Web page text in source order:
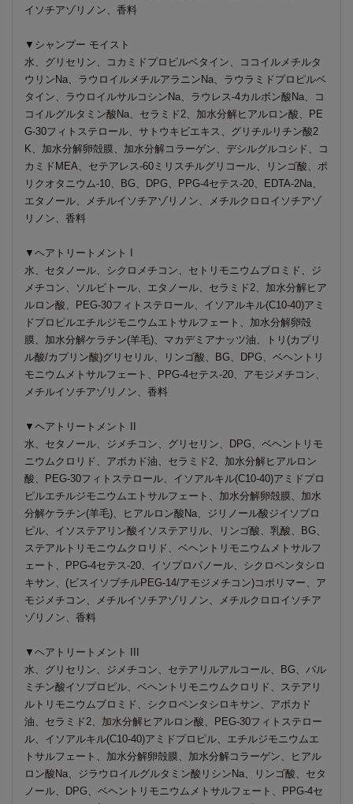
イソチアゾリノン、香料
▼シャンプー モイスト
水、グリセリン、コカミドプロピルベタイン、ココイルメチルタ
ウリンNa、ラウロイルメチルアラニンNa、ラウラミドプロピルベ
タイン、ラウロイルサルコシンNa、ラウレス-4カルボン酸Na、コ
コイルグルタミン酸Na、セラミド2、加水分解ヒアルロン酸、PE
G-30フィトステロール、サトウキビエキス、グリチルリチン酸2
K、加水分解卵殻膜、加水分解コラーゲン、デシルグルコシド、コ
カミドMEA、セテアレス-60ミリスチルグリコール、リンゴ酸、ポ
リクオタニウム-10、BG、DPG、PPG-4セテス-20、EDTA-2Na、
エタノール、メチルイソチアゾリノン、メチルクロロイソチアゾ
リノン、香料
▼ヘアトリートメント I
水、セタノール、シクロメチコン、セトリモニウムブロミド、ジ
メチコン、ソルビトール、エタノール、セラミド2、加水分解ヒア
ルロン酸、PEG-30フィトステロール、イソアルキル(C10-40)アミ
ドプロピルエチルジモニウムエトサルフェート、加水分解卵殻
膜、加水分解ケラチン(羊毛)、マカデミアナッツ油、トリ(カプリ
ル酸/カプリン酸)グリセリル、リンゴ酸、BG、DPG、ベヘントリ
モニウムメトサルフェート、PPG-4セテス-20、アモジメチコン、
メチルイソチアゾリノン、香料
▼ヘアトリートメント II
水、セタノール、ジメチコン、グリセリン、DPG、ベヘントリモ
ニウムクロリド、アボカド油、セラミド2、加水分解ヒアルロン
酸、PEG-30フィトステロール、イソアルキル(C10-40)アミドプロ
ピルエチルジモニウムエトサルフェート、加水分解卵殻膜、加水
分解ケラチン(羊毛)、ヒアルロン酸Na、ジリノール酸ジイソプロ
ピル、イソステアリン酸イソステアリル、リンゴ酸、乳酸、BG、
ステアルトリモニウムクロリド、ベヘントリモニウムメトサルフ
ェート、PPG-4セテス-20、イソプロパノール、シクロペンタシロ
キサン、(ビスイソブチルPEG-14/アモジメチコン)コポリマー、ア
モジメチコン、メチルイソチアゾリノン、メチルクロロイソチア
ゾリノン、香料
▼ヘアトリートメント III
水、グリセリン、ジメチコン、セテアリルアルコール、BG、パル
ミチン酸イソプロピル、ベヘントリモニウムクロリド、ステアリ
ルトリモニウムブロミド、シクロペンタシロキサン、アボカド
油、セラミド2、加水分解ヒアルロン酸、PEG-30フィトステロー
ル、イソアルキル(C10-40)アミドプロピル、エチルジモニウムエ
トサルフェート、加水分解卵殻膜、加水分解コラーゲン、ヒアル
ロン酸Na、ジラウロイルグルタミン酸リシンNa、リンゴ酸、セタ
ノール、DPG、ベヘントリモニウムメトサルフェート、PPG-4セ